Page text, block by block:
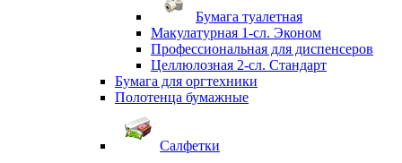
Бумага туалетная
Макулатурная 1-сл. Эконом
Профессиональная для диспенсеров
Целлюлозная 2-сл. Стандарт
Бумага для оргтехники
Полотенца бумажные
Салфетки